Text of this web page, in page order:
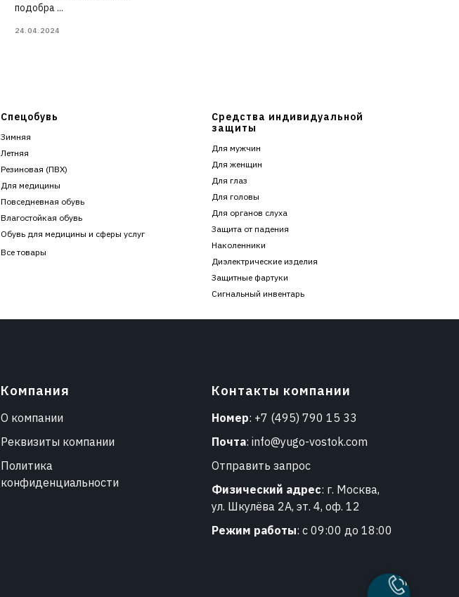
подобра ...
24.04.2024
Спецобувь
Зимняя
Летняя
Резиновая (ПВХ)
Для медицины
Повседневная обувь
Влагостойкая обувь
Обувь для медицины и сферы услуг
Все товары
Средства индивидуальной
защиты
Для мужчин
Для женщин
Для глаз
Для головы
Для органов слуха
Защита от падения
Наколенники
Диэлектрические изделия
Защитные фартуки
Сигнальный инвентарь
Компания
О компании
Реквизиты компании
Политика
конфиденциальности
Контакты компании
Номер: +7 (495) 790 15 33
Почта: info@yugo-vostok.com
Отправить запрос
Физический адрес: г. Москва,
ул. Шкулёва 2А, эт. 4, оф. 12
Режим работы: с 09:00 до 18:00